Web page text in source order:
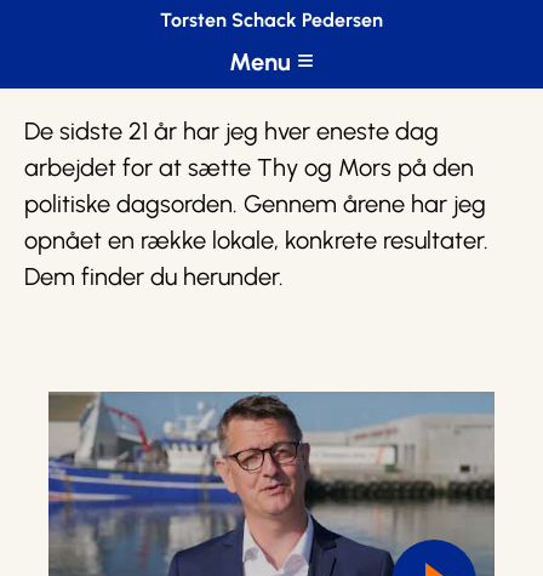
Torsten Schack Pedersen
De sidste 21 år har jeg hver eneste dag
arbejdet for at sætte Thy og Mors på den
politiske dagsorden. Gennem årene har jeg
opnået en række lokale, konkrete resultater.
Dem finder du herunder.